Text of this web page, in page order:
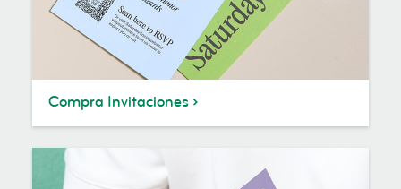
Compra Invitaciones